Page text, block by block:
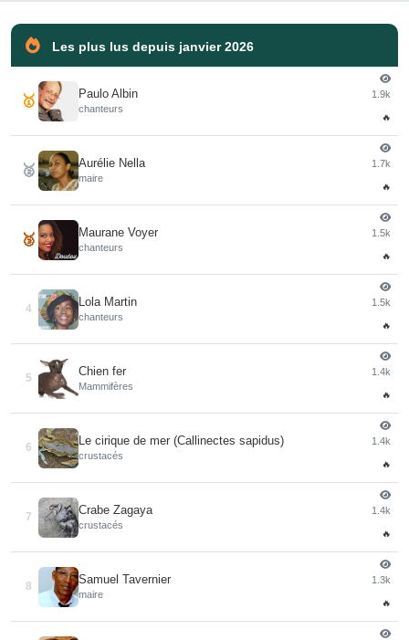
Les plus lus depuis janvier 2026
🥇 Paulo Albin
chanteurs
1.9k
🔥
🥈 Aurélie Nella
maire
1.7k
🔥
🥉 Maurane Voyer
chanteurs
1.5k
🔥
4
Lola Martin
chanteurs
1.5k
🔥
5
Chien fer
Mammifères
1.4k
🔥
6
Le cirique de mer (Callinectes sapidus)
crustacés
1.4k
🔥
7
Crabe Zagaya
crustacés
1.4k
🔥
8
Samuel Tavernier
maire
1.3k
🔥